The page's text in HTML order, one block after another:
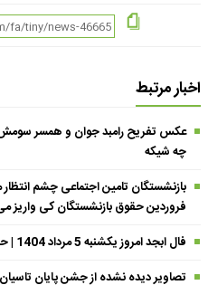
اخبار مرتبط
عکس تفریح رامبد جوان و همسر سومش
چه شیکه
فروردین حقوق بازنشستگان کی واریز
فال ابجد امروز یکشنبه 5 مرداد 1404 | حروف ابجد از تغییرات مثبت خبر می‌دهند !
تصاویر دیده نشده از جشن پایان